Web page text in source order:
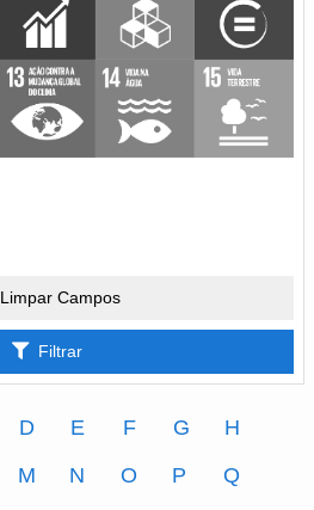
Limpar Campos
Filtrar
D E F G
H
M N O P
Q